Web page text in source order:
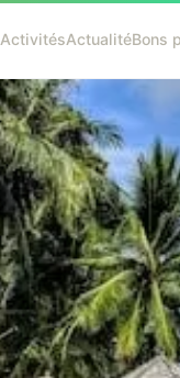
ActivitésActualitéBons